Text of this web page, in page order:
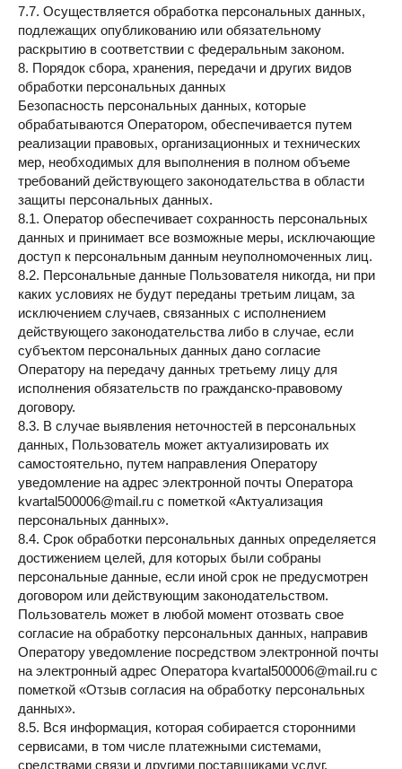
7.7. Осуществляется обработка персональных данных,
подлежащих опубликованию или обязательному
раскрытию в соответствии с федеральным законом.
8. Порядок сбора, хранения, передачи и других видов
обработки персональных данных
Безопасность персональных данных, которые
обрабатываются Оператором, обеспечивается путем
реализации правовых, организационных и технических
мер, необходимых для выполнения в полном объеме
требований действующего законодательства в области
защиты персональных данных.
8.1. Оператор обеспечивает сохранность персональных
данных и принимает все возможные меры, исключающие
доступ к персональным данным неуполномоченных лиц.
8.2. Персональные данные Пользователя никогда, ни при
каких условиях не будут переданы третьим лицам, за
исключением случаев, связанных с исполнением
действующего законодательства либо в случае, если
субъектом персональных данных дано согласие
Оператору на передачу данных третьему лицу для
исполнения обязательств по гражданско-правовому
договору.
8.3. В случае выявления неточностей в персональных
данных, Пользователь может актуализировать их
самостоятельно, путем направления Оператору
уведомление на адрес электронной почты Оператора
kvartal500006@mail.ru с пометкой «Актуализация
персональных данных».
8.4. Срок обработки персональных данных определяется
достижением целей, для которых были собраны
персональные данные, если иной срок не предусмотрен
договором или действующим законодательством.
Пользователь может в любой момент отозвать свое
согласие на обработку персональных данных, направив
Оператору уведомление посредством электронной почты
на электронный адрес Оператора kvartal500006@mail.ru с
пометкой «Отзыв согласия на обработку персональных
данных».
8.5. Вся информация, которая собирается сторонними
сервисами, в том числе платежными системами,
средствами связи и другими поставщиками услуг,